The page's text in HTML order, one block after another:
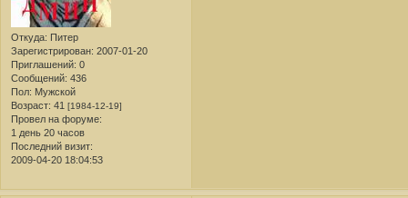
Откуда: Питер
Зарегистрирован: 2007-01-20
Приглашений: 0
Сообщений: 436
Пол: Мужской
Возраст: 41 [1984-12-19]
Провел на форуме:
1 день 20 часов
Последний визит:
2009-04-20 18:04:53